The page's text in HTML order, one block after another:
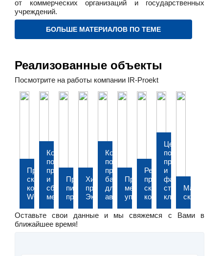
от коммерческих организаций и государственных
учреждений.
БОЛЬШЕ МАТЕРИАЛОВ ПО ТЕМЕ
Реализованные объекты
Посмотрите на работы компании IR-Proekt
Производственно-
складской
комплекс
WOODSTOCK
Комплекс
по
производству
и
сборке
мебели
Предприятие
пищевой
промышленности
Химическое
предприятие
Экос-1
Комплекс
по
производству
багажников
для
автомобилей
Производство
металлизированной
упаковки
Реконструкция
производственно-
складского
корпуса
Цех
по
производству
и
фасовке
строительного
клея
склад
Оставьте свои данные и мы свяжемся с Вами в
ближайшее время!